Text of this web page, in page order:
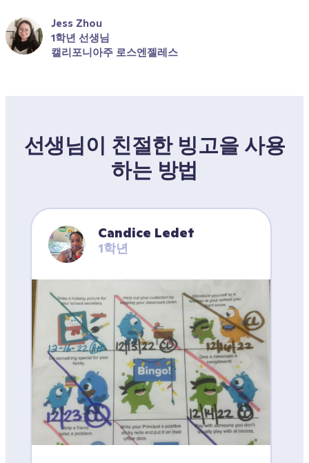
Jess Zhou
1학년 선생님
캘리포니아주 로스엔젤레스
선생님이 친절한 빙고을 사용
하는 방법
Candice Ledet
1학년